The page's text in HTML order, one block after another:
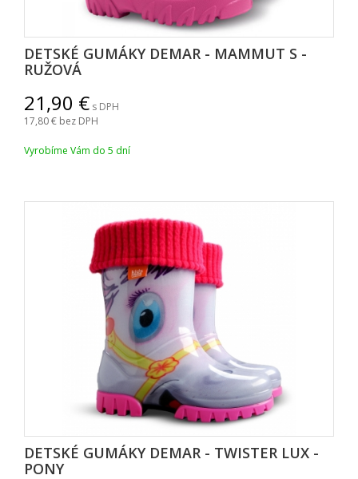
DETSKÉ GUMÁKY DEMAR - MAMMUT S -
RUŽOVÁ
21,90
s DPH
17,80 bez DPH
Vyrobíme Vám do 5 dní
DETSKÉ GUMÁKY DEMAR - TWISTER LUX -
PONY